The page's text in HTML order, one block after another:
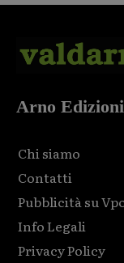
Arno
Chi siamo
Contatti
Pubblicità su
Info Legali
Privacy Policy